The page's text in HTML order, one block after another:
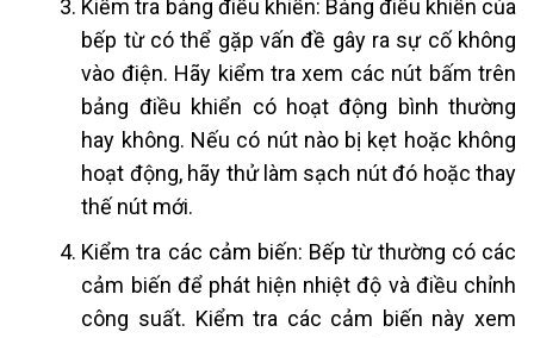
Kiểm tra bảng điều khiển: Bảng điều khiển của
bếp từ có thể gặp vấn đề gây ra sự cố không
vào điện. Hãy kiểm tra xem các nút bấm trên
bảng điều khiển có hoạt động bình thường
hay không. Nếu có nút nào bị kẹt hoặc không
hoạt động, hãy thử làm sạch nút đó hoặc thay
thế nút mới.
Kiểm tra các cảm biến: Bếp từ thường có các
cảm biến để phát hiện nhiệt độ và điều chỉnh
công suất. Kiểm tra các cảm biến này xem